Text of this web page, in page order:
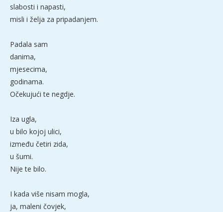
slabosti i napasti,
misli i želja za pripadanjem.
Padala sam
danima,
mjesecima,
godinama.
Očekujući te negdje.
Iza ugla,
u bilo kojoj ulici,
između četiri zida,
u šumi.
Nije te bilo.
I kada više nisam mogla,
ja, maleni čovjek,